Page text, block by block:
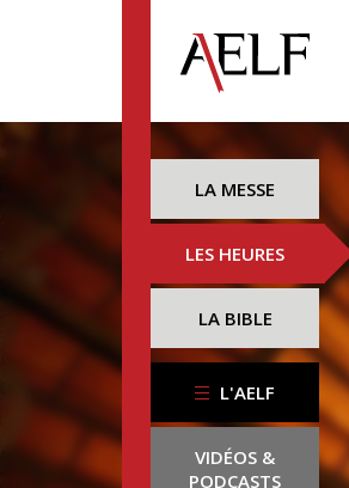
LA MESSE
LES HEURES
LA BIBLE
L'AELF
VIDÉOS &
PODCASTS